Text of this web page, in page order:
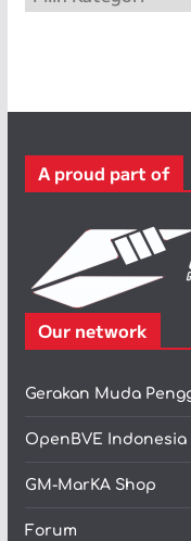
a
r
A proud part of
Our network
Gerakan Muda
OpenBVE Indonesia
GM-MarKA Shop
Forum